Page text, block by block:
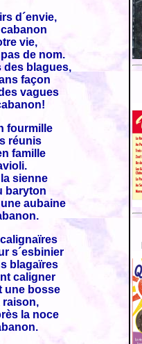
d´envie,
vie,
de nom.
des blagues,
façon
vagues
fourmille
réunis
famille
sienne
baryton
aubaine
s´esbinier
blagaïres
caligner
une bosse
raison,
la noce